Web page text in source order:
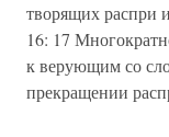
творящих распри
16: 17
к верующим со
прекращении